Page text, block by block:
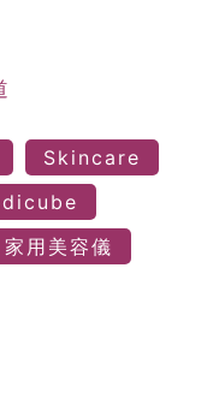
Skincare
家用美容儀